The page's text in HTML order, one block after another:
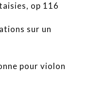
op 116
sur un
pour violon